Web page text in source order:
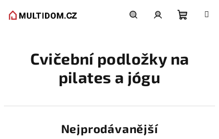
košík
Cvičební podložky na
pilates a jógu
Nejprodávanější